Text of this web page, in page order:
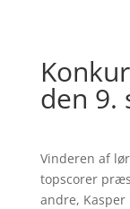
den 9.
Vinderen af
topscorer
andre,